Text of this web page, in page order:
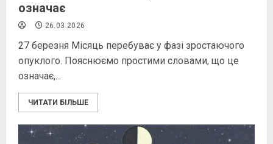
означає
26.03.2026
27 березня Місяць перебуває у фазі зростаючого
опуклого. Пояснюємо простими словами, що це
означає,...
ЧИТАТИ БІЛЬШЕ